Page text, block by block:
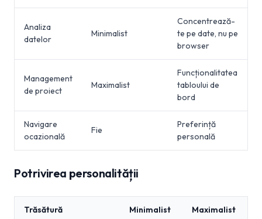
Analiza
datelor
Minimalist
Concentrează-
te pe date, nu pe
browser
Management
de proiect
Maximalist
Funcționalitatea
tabloului de
bord
Navigare
ocazională
Fie
Preferință
personală
Potrivirea personalității
Trăsătură Minimalist Maximalist